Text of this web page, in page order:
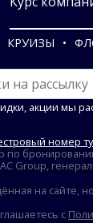
КРУИЗЫ
акции мы
номер
по
Group,
на сайте,
с